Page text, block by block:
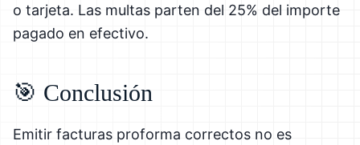
o tarjeta. Las multas parten del 25% del importe
pagado en efectivo.
🎯 Conclusión
Emitir facturas proforma correctos no es